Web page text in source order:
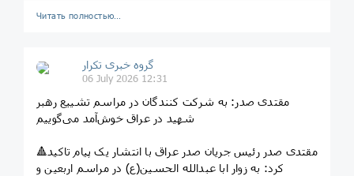
Читать полностью…
گروه خبری تکرار
06 July 2026 12:31
مقتدی صدر: به شرکت کنندگان در مراسم تشییع رهبر
شهید در عراق خوش‌آمد می‌گوییم
🔺مقتدی صدر رئیس جریان صدر عراق با انتشار یک پیام تاکید
کرد: به زوار ابا عبدالله الحسین(ع) در مراسم اربعین و